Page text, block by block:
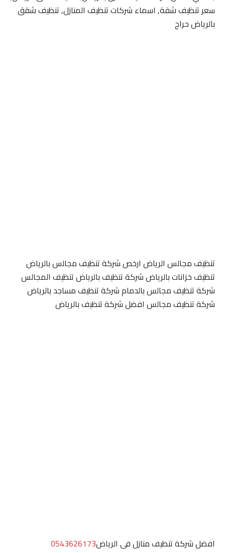
سعر تنظيف شقة, اسماء شركات تنظيف المنازل, تنظيف شقق
بالرياض حراج
تنظيف مجالس الرياض ارخص شركة تنظيف مجالس بالرياض
تنظيف خزانات بالرياض شركة تنظيف بالرياض تنظيف المجالس
شركة تنظيف مجالس بالدمام شركة تنظيف مساجد بالرياض
شركة تنظيف مجالس افضل شركة تنظيف بالرياض
افضل شركة تنظيف منازل فى الرياض0543626173